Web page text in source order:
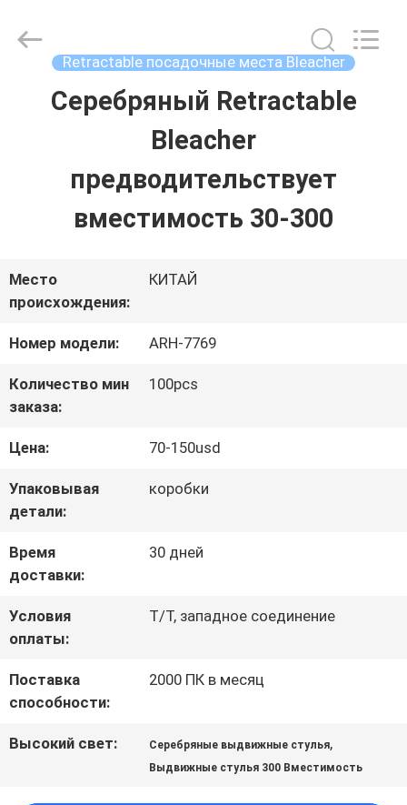
ДОМ
ПРОДУКТЫ
НАС
ПУТЕШЕСТВИЕ
ФАБРИКИ
ПРОВЕРКА
КАЧЕСТВА
СВЯЖИТЕСЬ
МЫ
БЛОГ
Aireach
Retractable посадочные места Bleacher
Серебряный Retractable
Bleacher
предводительствует
вместимость 30-300
Место
происхождения:
КИТАЙ
Номер модели: ARH-7769
Количество мин
заказа:
100pcs
Цена: 70-150usd
Упаковывая
детали:
коробки
Время
доставки:
30 дней
Условия
оплаты:
T/T, западное соединение
Поставка
способности:
2000 ПК в месяц
Высокий свет: Серебряные выдвижные стулья,
Выдвижные стулья 300 Вместимость